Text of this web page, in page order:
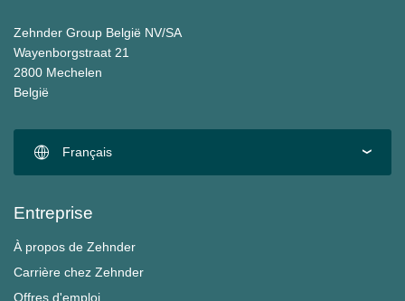
Zehnder Group België NV/SA
Wayenborgstraat 21
2800 Mechelen
België
Français
Entreprise
À propos de Zehnder
Carrière chez Zehnder
Offres d'emploi